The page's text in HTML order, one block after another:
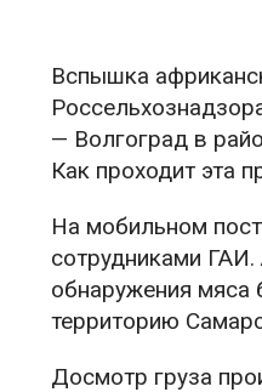
Вспышка
— Волгоград в
Как проходит эта
На мобильном
сотрудниками
обнаружения мяса
территорию
Досмотр груза